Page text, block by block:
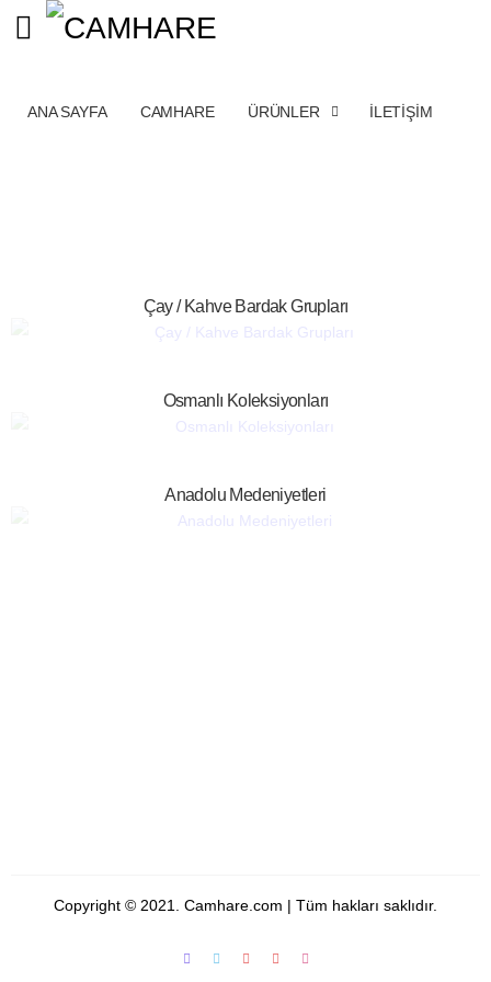
ANA SAYFA CAMHARE ÜRÜNLER İLETİŞİM
Çay / Kahve Bardak Grupları
Osmanlı Koleksiyonları
Anadolu Medeniyetleri
Copyright © 2021. Camhare.com | Tüm hakları saklıdır.